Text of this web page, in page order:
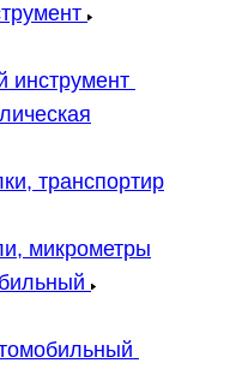
инструмент
транспортир
микрометры